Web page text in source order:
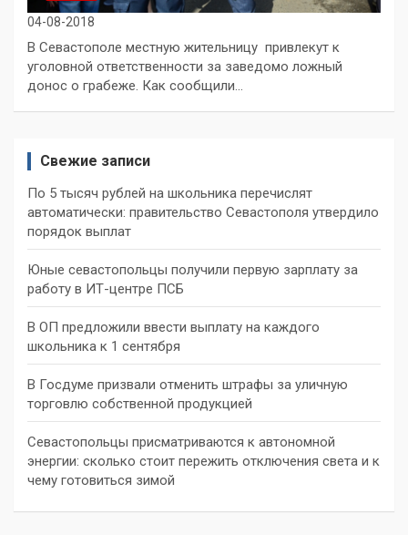
04-08-2018
В Севастополе местную жительницу привлекут к
уголовной ответственности за заведомо ложный
донос о грабеже. Как сообщили…
Свежие записи
По 5 тысяч рублей на школьника перечислят
автоматически: правительство Севастополя утвердило
порядок выплат
Юные севастопольцы получили первую зарплату за
работу в ИТ-центре ПСБ
В ОП предложили ввести выплату на каждого
школьника к 1 сентября
В Госдуме призвали отменить штрафы за уличную
торговлю собственной продукцией
Севастопольцы присматриваются к автономной
энергии: сколько стоит пережить отключения света и к
чему готовиться зимой